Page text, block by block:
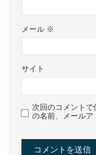
メール ※
サイト
次回のコメント
の名前、メールア